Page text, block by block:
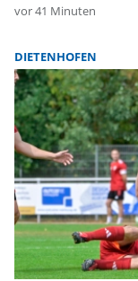
vor 41 Minuten
DIETENHOFEN